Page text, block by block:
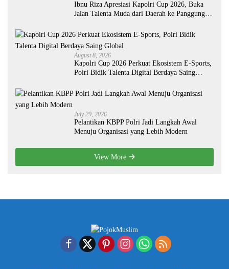
Ibnu Riza Apresiasi Kapolri Cup 2026, Buka
Jalan Talenta Muda dari Daerah ke Panggung
August 8, 2026
Kapolri Cup 2026 Perkuat Ekosistem E-Sports,
Polri Bidik Talenta Digital Berdaya Saing
July 29, 2026
Pelantikan KBPP Polri Jadi Langkah Awal
Menuju Organisasi yang Lebih Modern
View More